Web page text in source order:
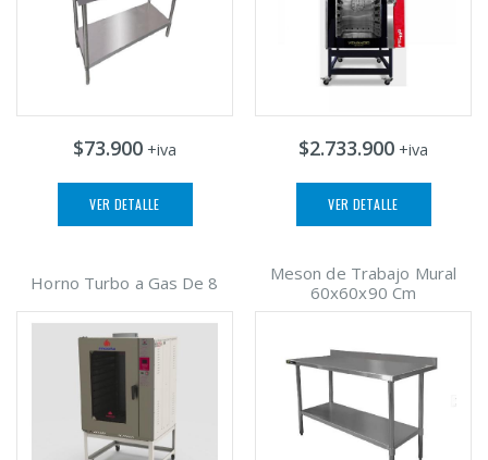
$73.900 +iva
VER DETALLE
$2.733.900 +iva
VER DETALLE
Horno Turbo a Gas De 8
Meson de Trabajo Mural
60x60x90 Cm